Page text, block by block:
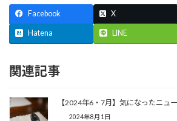
Facebook X
Hatena LINE
関連記事
【2024年6・7月】気になったニュ
2024年8月1日